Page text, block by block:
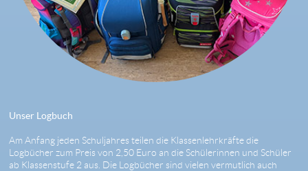
Unser Logbuch
Am Anfang jeden Schuljahres teilen die Klassenlehrkräfte die
Logbücher zum Preis von 2,50 Euro an die Schülerinnen und Schüler
ab Klassenstufe 2 aus. Die Logbücher sind vielen vermutlich auch